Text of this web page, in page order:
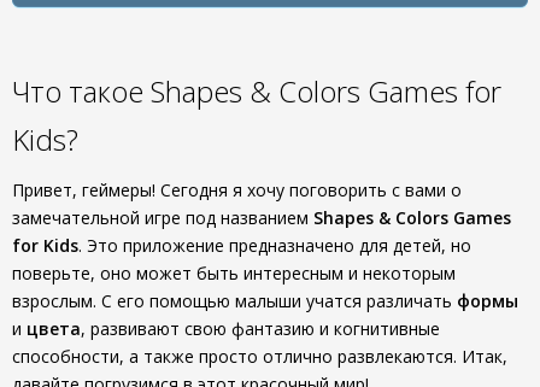
Что такое Shapes & Colors Games for
Kids?
Привет, геймеры! Сегодня я хочу поговорить с вами о
замечательной игре под названием Shapes & Colors Games
for Kids. Это приложение предназначено для детей, но
поверьте, оно может быть интересным и некоторым
взрослым. С его помощью малыши учатся различать формы
и цвета, развивают свою фантазию и когнитивные
способности, а также просто отлично развлекаются. Итак,